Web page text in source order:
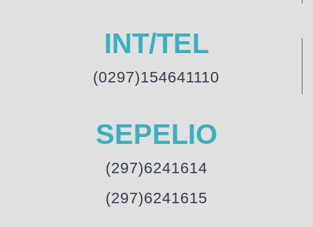
INT/TEL
(0297)154641110
SEPELIO
(297)6241614
(297)6241615